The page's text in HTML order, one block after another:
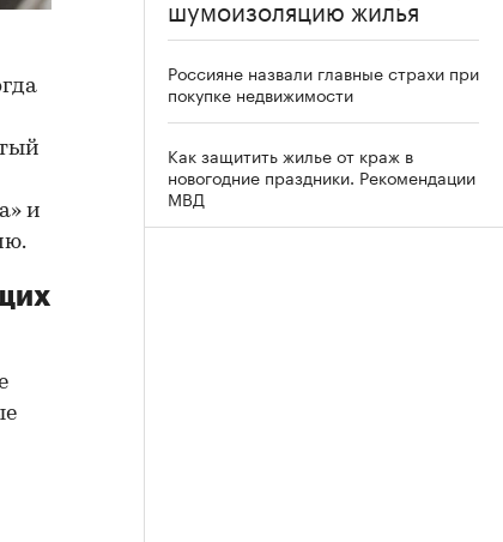
и
шумоизоляцию жилья
Россияне назвали главные страхи при
покупке недвижимости
Как защитить жилье от краж в
новогодние праздники. Рекомендации
МВД